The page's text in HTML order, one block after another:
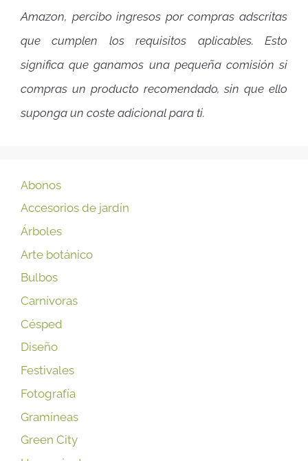
Amazon, percibo ingresos por compras adscritas
que cumplen los requisitos aplicables. Esto
significa que ganamos una pequeña comisión si
compras un producto recomendado, sin que ello
suponga un coste adicional para ti.
Abonos
Accesorios de jardín
Árboles
Arte botánico
Bulbos
Carnívoras
Césped
Diseño
Festivales
Fotografía
Gramíneas
Green City